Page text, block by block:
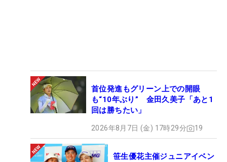
首位発進もグリーン上での開眼
も“10年ぶり” 金田久美子「あと1
回は勝ちたい」
2026年8月7日 (金) 17時29分 19
笹生優花主催ジュニアイベン